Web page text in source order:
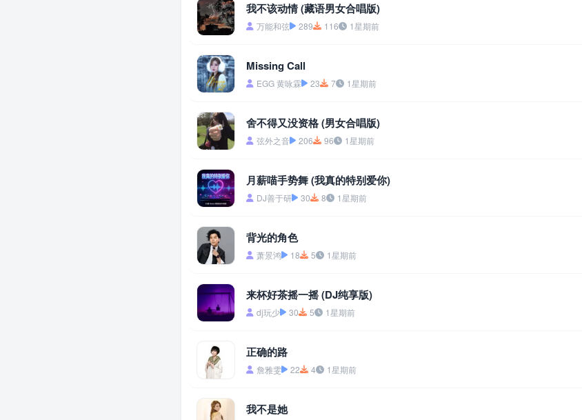
我不该动情 (藏语男女合唱版)
万能和弦 289 116 1星期前
Missing Call
EGG 黄咏霖 23 7 1星期前
舍不得又没资格 (男女合唱版)
弦外之音 206 96 1星期前
月薪喵手势舞 (我真的特别爱你)
DJ善于研 30 8 1星期前
背光的角色
萧景鸿 18 5 1星期前
来杯好茶摇一摇 (DJ纯享版)
dj玩少 30 5 1星期前
正确的路
詹雅雯 22 4 1星期前
我不是她